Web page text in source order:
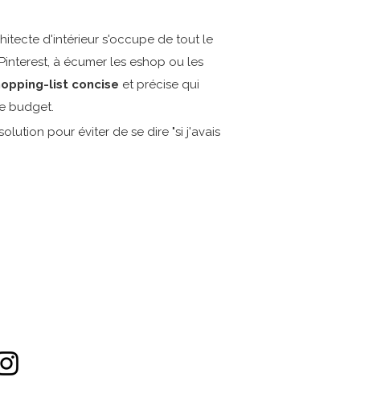
d'intérieur s'occupe de tout le
à écumer les eshop ou les
list concise et précise qui
budget.
pour éviter de se dire "si j'avais